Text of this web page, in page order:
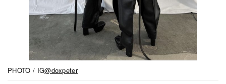
PHOTO / IG@doxpeter